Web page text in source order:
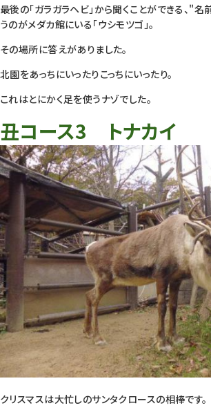
最後の「ガラガラヘビ」から聞くことができる、"
うのがメダカ館にいる「ウシモツゴ」。
その場所に答えがありました。
北園をあっちにいったりこっちにいったり。
これはとにかく足を使うナゾでした。
丑コース3 トナカイ
クリスマスは大忙しのサンタクロースの相棒です。